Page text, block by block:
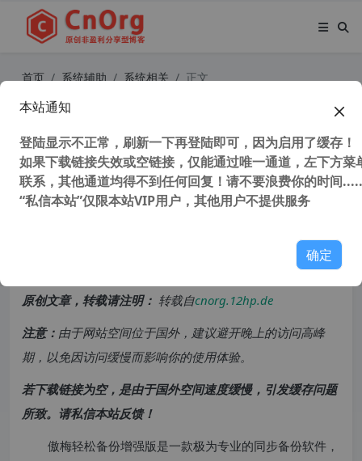
首页 系统辅助 系统相关 正文
独家 傲梅轻松备份技术师增强版 for
win7和for win10中文版 免安装 解决
官方不支持winpe运行问题 支持winp
e和win系统下工作
原创文章，转载请注明： 转载自cnorg.12hp.de
注意： 由于网站空间位于国外，建议避开晚上的访问高峰
期，以免因访问缓慢而影响你的使用体验。
若下载链接为空，是由于国外空间速度缓慢，引发缓存问题
所致。请私信本站反馈！
傲梅轻松备份增强版是一款极为专业的同步备份软件，
本站通知
登陆显示不正常，刷新一下再登陆即可，因为启用了缓存！
如果下载链接失效或空链接，仅能通过唯一通道，左下方菜
联系，其他通道均得不到任何回复！请不要浪费你的时间
“私信本站”仅限本站VIP用户，其他用户不提供服务
确定